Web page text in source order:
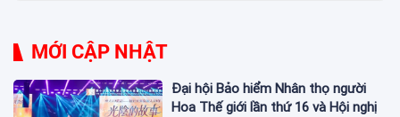
MỚI CẬP NHẬT
Đại hội Bảo hiểm Nhân thọ người
Hoa Thế giới lần thứ 16 và Hội nghị